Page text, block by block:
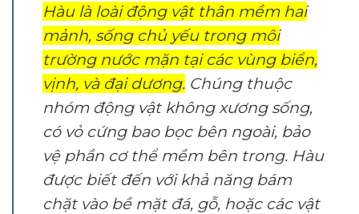
Hàu là loài động vật thân mềm hai
mảnh, sống chủ yếu trong môi
trường nước mặn tại các vùng biển,
vịnh, và đại dương. Chúng thuộc
nhóm động vật không xương sống,
có vỏ cứng bao bọc bên ngoài, bảo
vệ phần cơ thể mềm bên trong. Hàu
được biết đến với khả năng bám
chặt vào bề mặt đá, gỗ, hoặc các vật